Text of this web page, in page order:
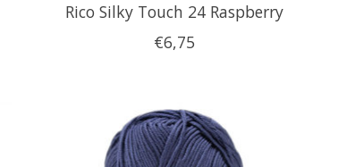
Rico Silky Touch 24 Raspberry
€6,75